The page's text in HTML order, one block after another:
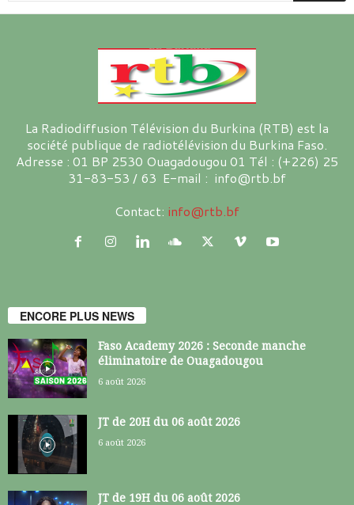
La Radiodiffusion Télévision du Burkina (RTB) est la
société publique de radiotélévision du Burkina Faso.
Adresse : 01 BP 2530 Ouagadougou 01 Tél : (+226) 25
31-83-53 / 63 E-mail : info@rtb.bf
Contact: info@rtb.bf
ENCORE PLUS NEWS
Faso Academy 2026 : Seconde manche
éliminatoire de Ouagadougou
6 août 2026
JT de 20H du 06 août 2026
6 août 2026
JT de 19H du 06 août 2026